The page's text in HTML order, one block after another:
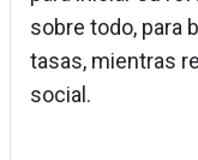
sobre todo, para
tasas, mientras
social.